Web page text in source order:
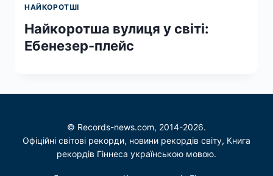
НАЙКОРОТШІ
Найкоротша вулиця у світі:
Ебенезер-плейс
© Records-news.com, 2014-2026.
Офіційні світові рекорди, новини рекордів світу, Книга
рекордів Гіннеса українською мовою.